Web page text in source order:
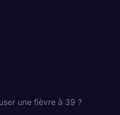
une fièvre à 39 ?